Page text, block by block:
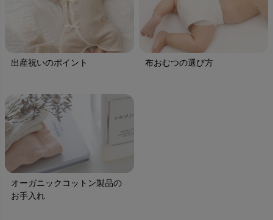
出産祝いのポイント 布おむつの選び方
オーガニックコットン製品の
お手入れ